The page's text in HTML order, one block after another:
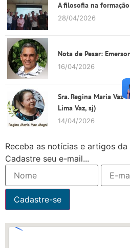
A filosofia na
28/04/2026
Nota de Pesar:
16/04/2026
Sra. Regina Maria Vaz
Lima Vaz, sj)
14/04/2026
Receba as notícias e artigos da
Cadastre seu e-mail...